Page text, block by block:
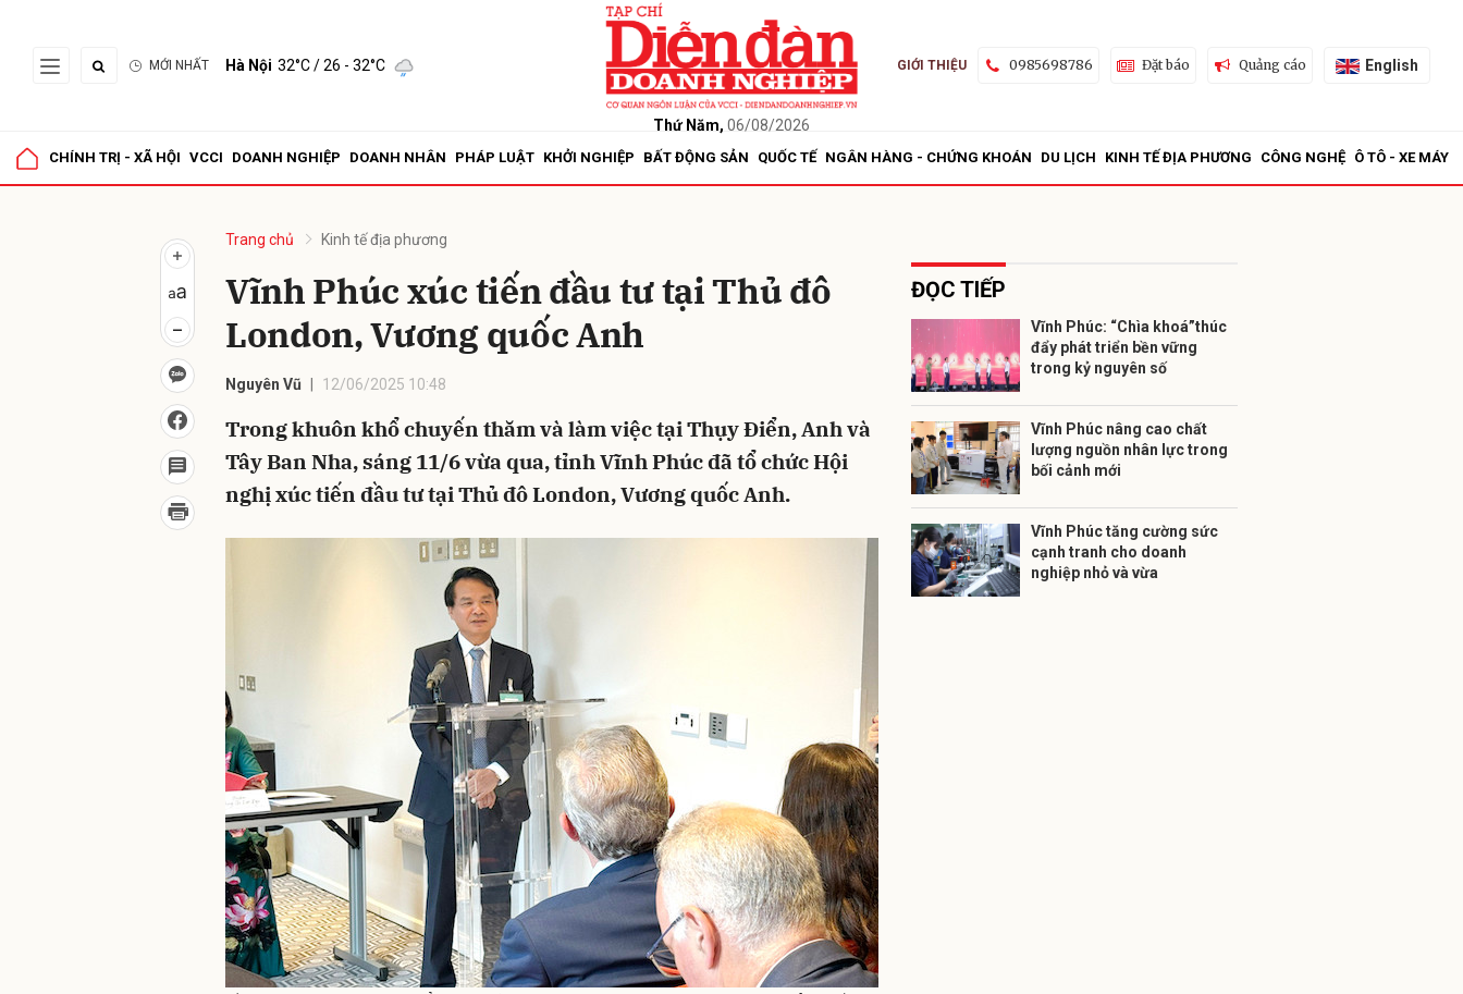
MỚI NHẤT Hà Nội 32°C/ 26 - 32°C
Thứ Năm, 06/08/2026
GIỚI THIỆU 0985698786 Đặt báo Quảng cáo English
CHÍNH TRỊ - XÃ HỘI VCCI DOANH NGHIỆP DOANH NHÂN PHÁP LUẬT KHỞI NGHIỆP BẤT ĐỘNG SẢN QUỐC TẾ NGÂN HÀNG - CHỨNG KHOÁN DU LỊCH KINH TẾ ĐỊA PHƯƠNG CÔNG NGHỆ Ô TÔ - XE MÁY
Trang chủ Kinh tế địa phương
Vĩnh Phúc xúc tiến đầu tư tại Thủ đô
London, Vương quốc Anh
Nguyên Vũ 12/06/2025 10:48
Trong khuôn khổ chuyến thăm và làm việc tại Thụy Điển, Anh và
Tây Ban Nha, sáng 11/6 vừa qua, tỉnh Vĩnh Phúc đã tổ chức Hội
nghị xúc tiến đầu tư tại Thủ đô London, Vương quốc Anh.
ĐỌC TIẾP
Vĩnh Phúc: “Chìa khoá”thúc
đẩy phát triển bền vững
trong kỷ nguyên số
Vĩnh Phúc nâng cao chất
lượng nguồn nhân lực trong
bối cảnh mới
Vĩnh Phúc tăng cường sức
cạnh tranh cho doanh
nghiệp nhỏ và vừa
Gửi